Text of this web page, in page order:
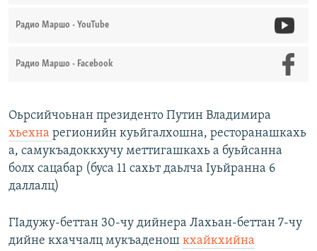
Радио Маршо - YouTube
Радио Маршо - Facebook
Оьрсийчоьнан президенто Путин Владимира
хьехна регионийн куьйгалхошна, ресторанашкахь
а, самукъадоккхучу меттигашкахь а буьйсанна
болх сацабар (буса 11 сахьт даьлча Iуьйранна 6
даллалц)
ГIадужу-беттан 30-чу дийнера Лахьан-беттан 7-чу
дийне кхаччалц мукъаденош кхайкхийна